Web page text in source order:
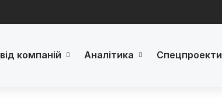
компаній Аналітика Спецпроекти